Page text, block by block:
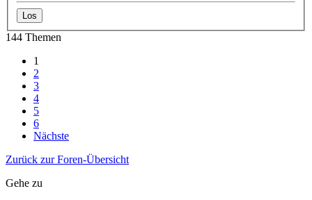
144 Themen
1
2
3
4
5
6
Nächste
Zurück zur Foren-Übersicht
Gehe zu